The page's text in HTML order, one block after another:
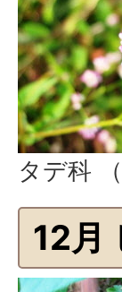
タデ科
12月